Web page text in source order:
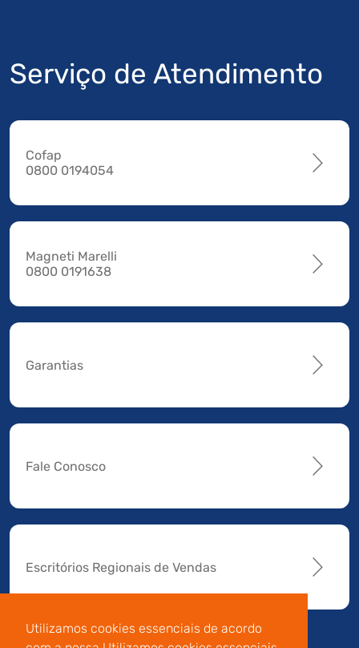
Utilizamos cookies essenciais de acordo
Serviço de Atendimento
Cofap
0800 0194054
Magneti Marelli
0800 0191638
Garantias
Fale Conosco
Escritórios Regionais de Vendas